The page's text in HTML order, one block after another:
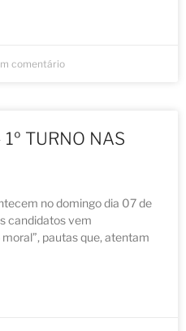
comentário
TURNO NAS
no domingo dia 07 de
candidatos vem
pautas que, atentam